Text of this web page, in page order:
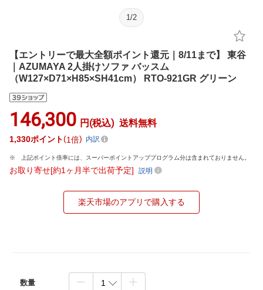
1 /2
【エントリーで最大全額ポイント還元｜8/11まで】 東谷
｜AZUMAYA 2人掛けソファ バッスム
（W127×D71×H85×SH41cm） RTO-921GR グリーン
146,300 円(税込) 送料無料
1,330ポイント 1倍 内訳
上記ポイント倍率には、スーパーポイントアッププログラム分は含まれておりません。
お取り寄せ[約1ヶ月半で出荷予定] 説明
楽天市場のアプリで購入する
数量